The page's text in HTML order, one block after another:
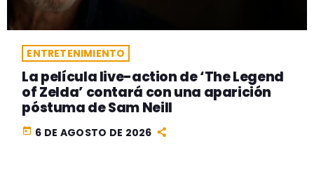
ENTRETENIMIENTO
La película live-action de ‘The Legend
of Zelda’ contará con una aparición
póstuma de Sam Neill
today 6 DE AGOSTO DE 2026